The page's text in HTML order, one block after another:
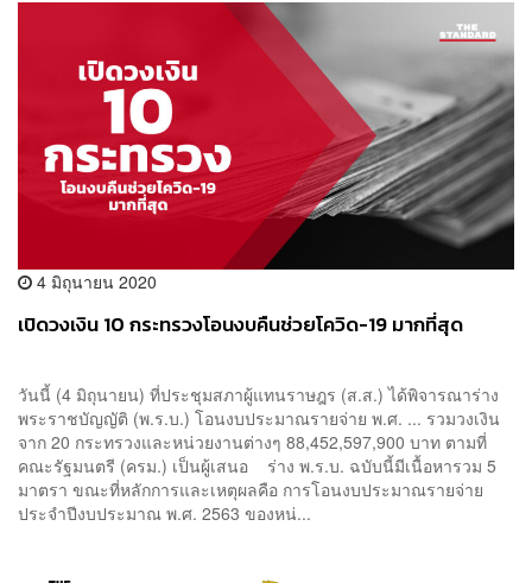
4 มิถุนายน 2020
เปิดวงเงิน 10 กระทรวงโอนงบคืนช่วยโควิด-19 มากที่สุด
วันนี้ (4 มิถุนายน) ที่ประชุมสภาผู้แทนราษฎร (ส.ส.) ได้พิจารณาร่าง
พระราชบัญญัติ (พ.ร.บ.) โอนงบประมาณรายจ่าย พ.ศ. ... รวมวงเงิน
จาก 20 กระทรวงและหน่วยงานต่างๆ 88,452,597,900 บาท ตามที่
คณะรัฐมนตรี (ครม.) เป็นผู้เสนอ ร่าง พ.ร.บ. ฉบับนี้มีเนื้อหารวม 5
มาตรา ขณะที่หลักการและเหตุผลคือ การโอนงบประมาณรายจ่าย
ประจำปีงบประมาณ พ.ศ. 2563 ของหน่...